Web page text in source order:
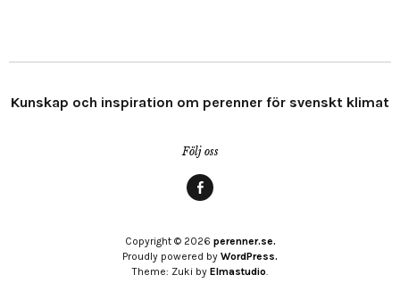
Kunskap och inspiration om perenner för svenskt klimat
Följ oss
Copyright © 2026 perenner.se.
Proudly powered by WordPress.
Theme: Zuki by Elmastudio.